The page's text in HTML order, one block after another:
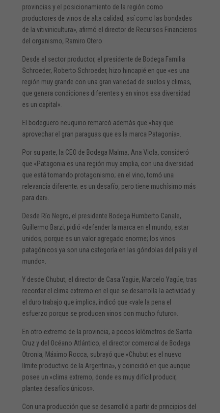
provincias y el posicionamiento de la región como
productores de vinos de alta calidad, así como las bondades
de la vitivinicultura», afirmó el director de Recursos Financieros
del organismo, Ramiro Otero.
Desde el sector productor, el presidente de Bodega Familia
Schroeder, Roberto Schroeder, hizo hincapié en que «es una
región muy grande con una gran variedad de suelos y climas,
que genera condiciones diferentes y en vinos esa diversidad
es un capital».
El bodeguero neuquino remarcó además que «hay que
aprovechar el gran paraguas que es la marca Patagonia».
Por su parte, la CEO de Bodega Malma, Ana Viola, consideró
que «Patagonia es una región muy amplia, con una diversidad
que está tomando protagonismo; en el vino, tomó una
relevancia diferente; es un desafío, pero tiene muchísimo más
para dar».
Desde Río Negro, el presidente Bodega Humberto Canale,
Guillermo Barzi, pidió «defender la marca en el mundo, estar
unidos, porque es un valor agregado enorme; los vinos
patagónicos ya son una categoría en las góndolas del país y el
mundo».
Y desde Chubut, el director de Casa Yagüe, Marcelo Yagüe, tras
recordar el clima extremo en el que se desarrolla la actividad y
el duro trabajo que implica, indicó que «vale la pena el
esfuerzo porque se producen vinos con mucho futuro».
En otro extremo de la provincia, a pocos kilómetros de Santa
Cruz y del Océano Atlántico, el director comercial de Bodega
Otronia, Máximo Rocca, subrayó que «Chubut es el nuevo
límite productivo de la Argentina», y coincidió en que aunque
posee un «clima extremo, donde es muy difícil producir,
plantea desafíos únicos».
Con una producción que se desarrolló a partir de principios del